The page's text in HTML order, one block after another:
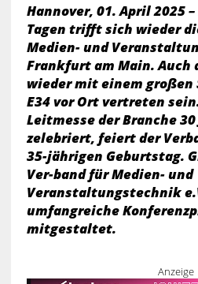
Hannover, 01. April 2025
Tagen trifft sich wieder
Medien- und
Frankfurt am Main. Auch
wieder mit einem großen
E34 vor Ort vertreten
Leitmesse der Branche
zelebriert, feiert der
35-jährigen Geburtstag.
Ver-band für Medien- und
Veranstaltungstechnik
umfangreiche
mitgestaltet.
Anzeige